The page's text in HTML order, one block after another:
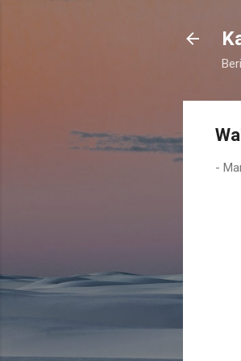
-